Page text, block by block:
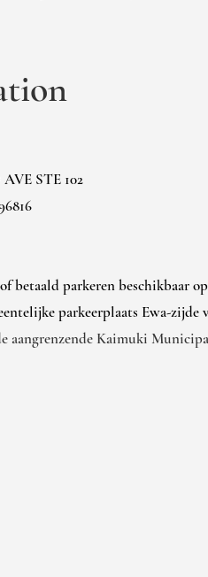
STE 102
betaald parkeren beschikbaar
parkeerplaats Ewa-zijde
aangrenzende Kaimuki